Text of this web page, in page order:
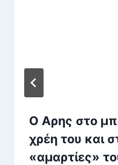
O Αρης στο
χρέη του και
«αμαρτίες»